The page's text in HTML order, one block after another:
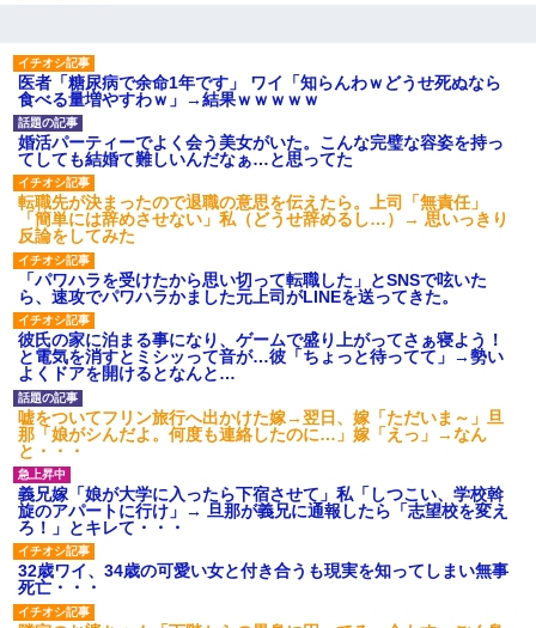
医者「糖尿病で余命1年です」 ワイ「知らんわｗどうせ死ぬなら
食べる量増やすわｗ」→結果ｗｗｗｗｗ
婚活パーティーでよく会う美女がいた。こんな完璧な容姿を持っ
てしても結婚て難しいんだなぁ…と思ってた
転職先が決まったので退職の意思を伝えたら。上司「無責任」
「簡単には辞めさせない」私（どうせ辞めるし…）→ 思いっきり
反論をしてみた
「パワハラを受けたから思い切って転職した」とSNSで呟いた
ら、速攻でパワハラかました元上司がLINEを送ってきた。
彼氏の家に泊まる事になり、ゲームで盛り上がってさぁ寝よう！
と電気を消すとミシッって音が…彼「ちょっと待ってて」→勢い
よくドアを開けるとなんと…
嘘をついてフリン旅行へ出かけた嫁→翌日、嫁「ただいま～」旦
那「娘がシんだよ。何度も連絡したのに…」嫁「えっ」→なん
と・・・
義兄嫁「娘が大学に入ったら下宿させて」私「しつこい、学校斡
旋のアパートに行け」→ 旦那が義兄に通報したら「志望校を変え
ろ！」とキレて・・・
32歳ワイ、34歳の可愛い女と付き合うも現実を知ってしまい無事
死亡・・・